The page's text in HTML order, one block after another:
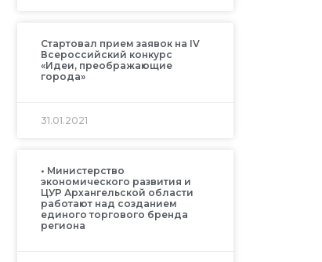
Стартовал прием заявок на IV
Всероссийский конкурс
«Идеи, преображающие
города»
31.01.2021
• Министерство
экономического развития и
ЦУР Архангельской области
работают над созданием
единого торгового бренда
региона